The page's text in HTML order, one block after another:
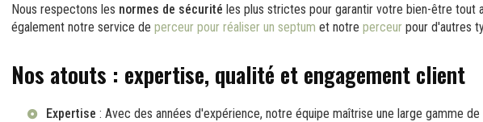
Nous respectons les normes de sécurité les plus strictes pour garantir votre bien-être tout
également notre service de perceur pour réaliser un septum et notre perceur pour d'autres
Nos atouts : expertise, qualité et engagement client
Expertise : Avec des années d'expérience, notre équipe maîtrise une large gamme